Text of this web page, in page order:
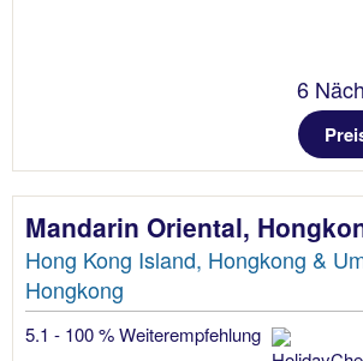
6
Mandarin Oriental,
Hong Kong Island, Hongkong &
Hongkong
5.1 - 100 % Weiterempfehlung